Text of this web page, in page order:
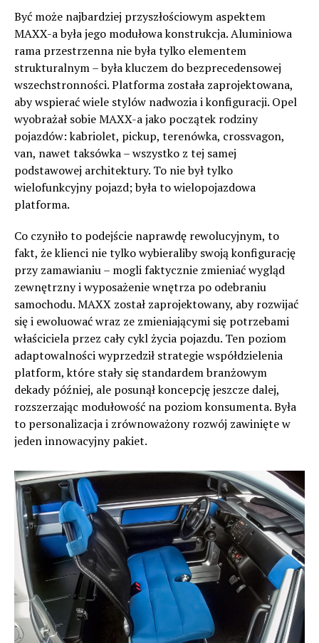
Być może najbardziej przyszłościowym aspektem
MAXX-a była jego modułowa konstrukcja. Aluminiowa
rama przestrzenna nie była tylko elementem
strukturalnym – była kluczem do bezprecedensowej
wszechstronności. Platforma została zaprojektowana,
aby wspierać wiele stylów nadwozia i konfiguracji. Opel
wyobrażał sobie MAXX-a jako początek rodziny
pojazdów: kabriolet, pickup, terenówka, crossvagon,
van, nawet taksówka – wszystko z tej samej
podstawowej architektury. To nie był tylko
wielofunkcyjny pojazd; była to wielopojazdowa
platforma.
Co czyniło to podejście naprawdę rewolucyjnym, to
fakt, że klienci nie tylko wybieraliby swoją konfigurację
przy zamawianiu – mogli faktycznie zmieniać wygląd
zewnętrzny i wyposażenie wnętrza po odebraniu
samochodu. MAXX został zaprojektowany, aby rozwijać
się i ewoluować wraz ze zmieniającymi się potrzebami
właściciela przez cały cykl życia pojazdu. Ten poziom
adaptowalności wyprzedził strategie współdzielenia
platform, które stały się standardem branżowym
dekady później, ale posunął koncepcję jeszcze dalej,
rozszerzając modułowość na poziom konsumenta. Była
to personalizacja i zrównoważony rozwój zawinięte w
jeden innowacyjny pakiet.